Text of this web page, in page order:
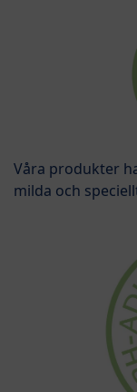
Våra produkter
milda och